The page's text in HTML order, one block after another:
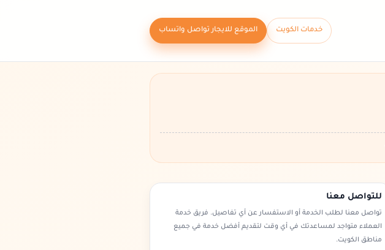
خدمات الكويت الموقع للايجار تواصل واتساب
للتواصل معنا
تواصل معنا لطلب الخدمة أو الاستفسار عن أي تفاصيل. فريق خدمة
العملاء متواجد لمساعدتك في أي وقت لتقديم أفضل خدمة في جميع
مناطق الكويت.